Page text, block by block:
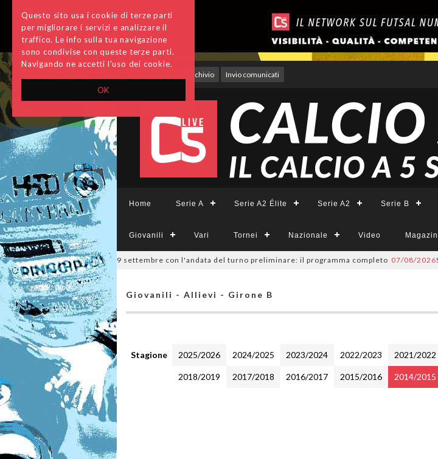
OK
Questo sito usa i cookie di terze parti
per migliorare i servizi e analizzare il
traffico. Le info sulla tua navigazione
sono condivise con queste terze parti.
Navigando ne accetti l'uso dei cookie.
Archivio Invio comunicati
Home Serie A Serie A2 Élite Serie A2 Serie B
Giovanili Vari Tornei Nazionale Video
Divisione, si parte il 19 settembre con l'andata del turno preliminare: il programma completo 07/08/2026Serie
Giovanili - Allievi - Girone B
Stagione 2025/2026 2024/2025 2023/2024 2022/2023 2021/2022
2018/2019 2017/2018 2016/2017 2015/2016 2014/2015